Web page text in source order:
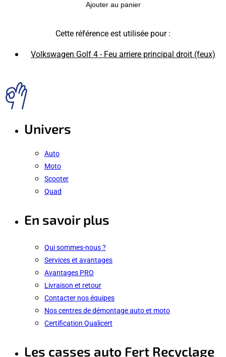
Ajouter au panier
Cette référence est utilisée pour :
Volkswagen Golf 4 - Feu arriere principal droit (feux)
Univers
Auto
Moto
Scooter
Quad
En savoir plus
Qui sommes-nous ?
Services et avantages
Avantages PRO
Livraison et retour
Contacter nos équipes
Nos centres de démontage auto et moto
Certification Qualicert
Les casses auto Fert Recyclage